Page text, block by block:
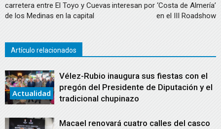
carretera entre El Toyo y Cuevas
de los Medinas en la capital
interesan por ‘Costa de Almería’
en el III Roadshow
Artículo relacionados
Actualidad
Vélez-Rubio inaugura sus fiestas con el
pregón del Presidente de Diputación y el
tradicional chupinazo
Macael renovará cuatro calles del casco